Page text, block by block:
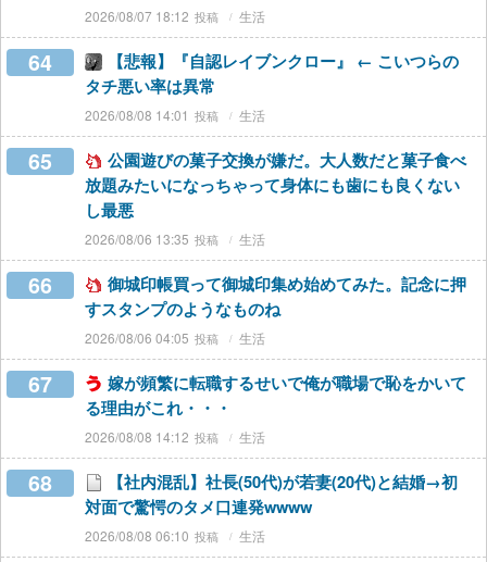
2026/08/07 18:12 生活
64
【悲報】『自認レイブンクロー』 ← こいつらの
タチ悪い率は異常
2026/08/08 14:01 生活
65
公園遊びの菓子交換が嫌だ。大人数だと菓子食べ
放題みたいになっちゃって身体にも歯にも良くない
し最悪
2026/08/06 13:35 生活
66
御城印帳買って御城印集め始めてみた。記念に押
すスタンプのようなものね
2026/08/06 04:05 生活
67
嫁が頻繁に転職するせいで俺が職場で恥をかいて
る理由がこれ・・・
2026/08/08 14:12 生活
68
【社内混乱】社長(50代)が若妻(20代)と結婚→初
対面で驚愕のタメ口連発wwww
2026/08/08 06:10 生活